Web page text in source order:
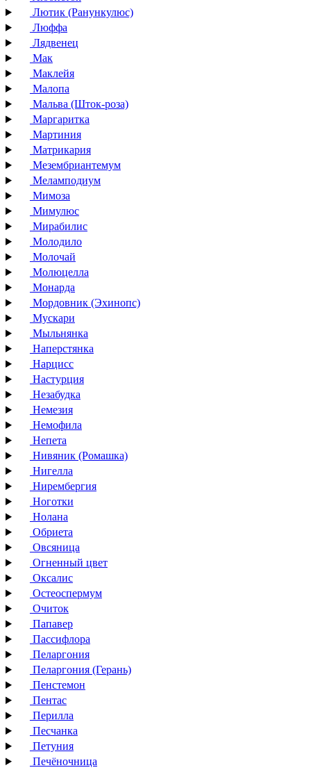
Лютик (Ранункулюс)
Люффа
Лядвенец
Мак
Маклейя
Малопа
Мальва (Шток-роза)
Маргаритка
Мартиния
Матрикария
Мезембриантемум
Меламподиум
Мимоза
Мимулюс
Мирабилис
Молодило
Молочай
Молюцелла
Монарда
Мордовник (Эхинопс)
Мускари
Мыльнянка
Наперстянка
Нарцисс
Настурция
Незабудка
Немезия
Немофила
Непета
Нивяник (Ромашка)
Нигелла
Нирембергия
Ноготки
Нолана
Обриета
Овсяница
Огненный цвет
Оксалис
Остеоспермум
Очиток
Папавер
Пассифлора
Пеларгония
Пеларгония (Герань)
Пенстемон
Пентас
Перилла
Песчанка
Петуния
Печёночница